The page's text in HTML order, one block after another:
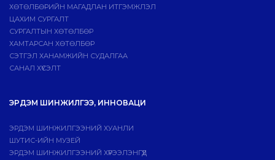
ХӨТӨЛБӨРИЙН МАГАДЛАН ИТГЭМЖЛЭЛ
ЦАХИМ СУРГАЛТ
СУРГАЛТЫН ХӨТӨЛБӨР
ХАМТАРСАН ХӨТӨЛБӨР
СЭТГЭЛ ХАНАМЖИЙН СУДАЛГАА
САНАЛ ХҮСЭЛТ
ЭРДЭМ ШИНЖИЛГЭЭ, ИННОВАЦИ
ЭРДЭМ ШИНЖИЛГЭЭНИЙ ХУАНЛИ
ШУТИС-ИЙН МУЗЕЙ
ЭРДЭМ ШИНЖИЛГЭЭНИЙ ХҮРЭЭЛЭНГҮҮД